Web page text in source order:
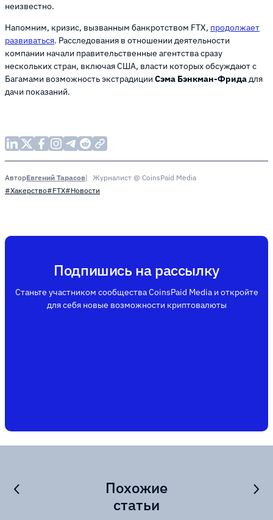
неизвестно.
Напомним, кризис, вызванным банкротством FTX, продолжает
развиваться. Расследования в отношении деятельности
компании начали правительственные агентства сразу
нескольких стран, включая США, власти которых обсуждают с
Багамами возможность экстрадиции Сэма Бэнкман-Фридадля
дачи показаний.
АвторЕвгений Тарасов
Журналист @ CoinsPaid Media
#Хакерство#FTX#Новости
Подпишись на рассылку
Станьте участником сообщества CoinsPaid Media и откройте
для себя новые возможности криптовалюты
Похожие
статьи